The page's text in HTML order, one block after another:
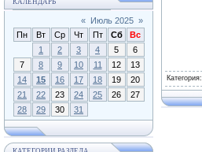
КАЛЕНДАРЬ
« Июль 2025 »
Пн
Вт Ср Чт Пт Сб
Вс
1
2 3 4 5
6
7
8 9 10 11 12
13
14
15 16 17 18 19
20
21
22 23 24 25 26
27
28
29 30 31
Категория: